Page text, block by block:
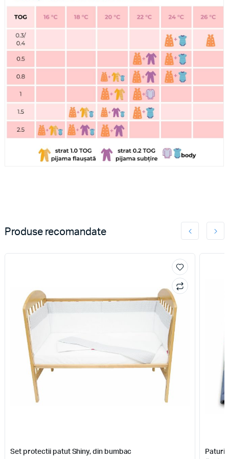
Produse recomandate
Set protectii patut Shiny, din bumbac